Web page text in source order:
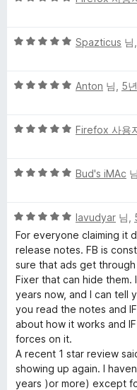
점
점
점
5
점
점
Spazticus 님,
5
점
점
Anton 님, 5
5
점
점
Firefox 사용
5
점
에
5
점
Bud's iMAc
5
점
만
점
에
5
점
lavudyar 님,
For everyone claiming it
release notes. FB is
sure that ads get
Fixer that can hide them.
years now, and I can tell
you read the notes and
about how it works and
forces on it.
A recent 1 star review
showing up again. I
years )or more) except